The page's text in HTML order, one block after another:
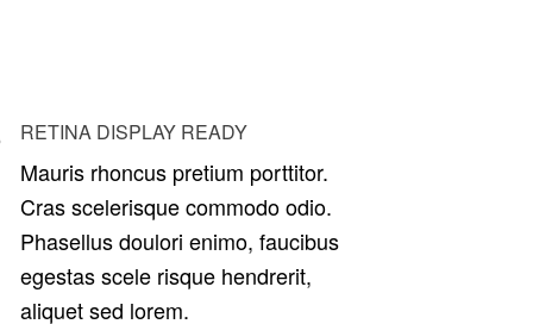
RETINA DISPLAY READY
Mauris rhoncus pretium porttitor.
Cras scelerisque commodo odio.
Phasellus doulori enimo, faucibus
egestas scele risque hendrerit,
aliquet sed lorem.